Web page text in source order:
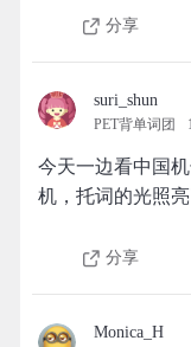
分享
suri_shun
PET背单词团
今天一边看中国
机，托词的光照
分享
Monica_H